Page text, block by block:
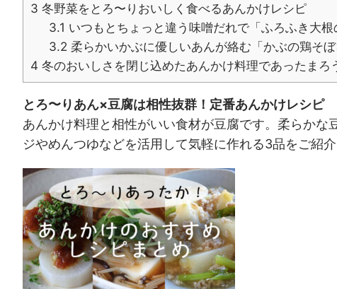
3 冬野菜をとろ〜りおいしく食べるあんかけレシピ
3.1 いつもとちょっと違う味噌だれで「ふろふき大根
3.2 柔らかいかぶに優しいあんが絡む「かぶの鶏そぼ
4 冬のおいしさを閉じ込めたあんかけ料理であったまろ
とろ〜りあん×豆腐は相性抜群！定番あんかけレシピ
あんかけ料理と相性がいい食材が豆腐です。柔らか
ジやめんつゆなどを活用して気軽に作れる3品をご紹